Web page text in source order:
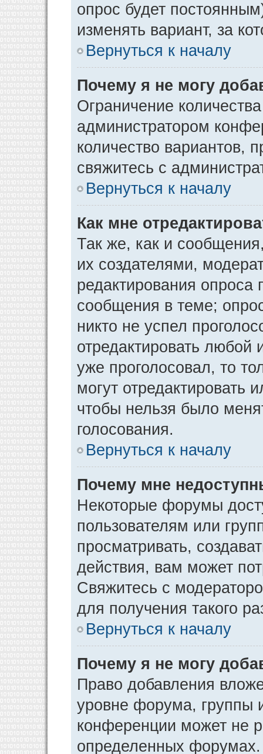
опрос будет
изменять вариант, за
Вернуться к началу
Почему я не могу
Ограничение
администратором
количество вариантов,
свяжитесь с
Вернуться к началу
Как мне
Так же, как и
их создателями,
редактирования опроса
сообщения в теме;
никто не успел
отредактировать любой
уже проголосовал, то
могут отредактировать
чтобы нельзя было
голосования.
Вернуться к началу
Почему мне
Некоторые форумы
пользователям или
просматривать,
действия, вам может
Свяжитесь с
для получения такого
Вернуться к началу
Почему я не могу
Право добавления
уровне форума, группы
конференции может не
определенных